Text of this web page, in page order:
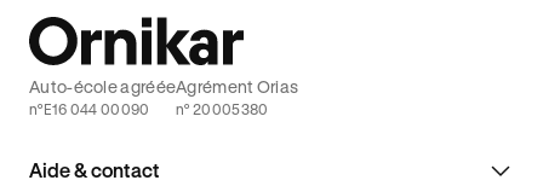
Aide & contact
Auto-école agréée
n°E16 044 00090
Agrément Orias
n° 20005380